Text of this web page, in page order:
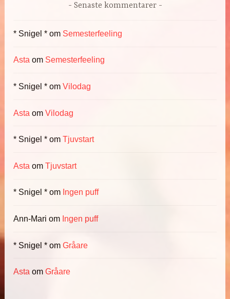
Senaste kommentarer
* Snigel * om Semesterfeeling
Asta om Semesterfeeling
* Snigel * omVilodag
Asta omVilodag
* Snigel * omTjuvstart
Asta omTjuvstart
* Snigel * om Ingen puff
Ann-Mari om Ingen puff
* Snigel * omGråare
Asta omGråare